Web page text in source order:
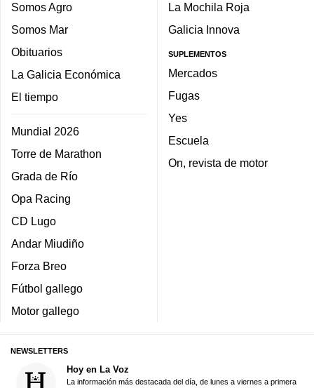
Somos Agro
Somos Mar
Obituarios
La Galicia Económica
El tiempo
Mundial 2026
Torre de Marathon
Grada de Río
Opa Racing
CD Lugo
Andar Miudiño
Forza Breo
Fútbol gallego
Motor gallego
La Mochila Roja
Galicia Innova
SUPLEMENTOS
Mercados
Fugas
Yes
Escuela
On, revista de motor
NEWSLETTERS
Hoy en La Voz
La información más destacada del día, de lunes a viernes a primera